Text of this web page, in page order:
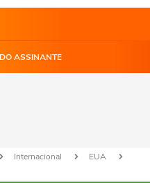
ASSINANTE
Internacional
EUA